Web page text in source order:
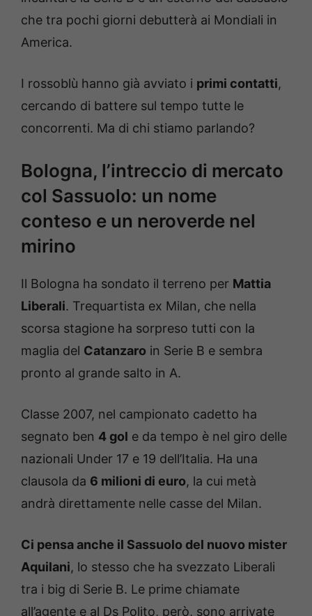
che tra pochi giorni debutterà ai Mondiali in
America.
I rossoblù hanno già avviato i primi contatti,
cercando di battere sul tempo tutte le
concorrenti. Ma di chi stiamo parlando?
Bologna, l’intreccio di mercato
col Sassuolo: un nome
conteso e un neroverde nel
mirino
Il Bologna ha sondato il terreno per Mattia
Liberali. Trequartista ex Milan, che nella
scorsa stagione ha sorpreso tutti con la
maglia del Catanzaro in Serie B e sembra
pronto al grande salto in A.
Classe 2007, nel campionato cadetto ha
segnato ben 4 gol e da tempo è nel giro delle
nazionali Under 17 e 19 dell’Italia. Ha una
clausola da 6 milioni di euro, la cui metà
andrà direttamente nelle casse del Milan.
Ci pensa anche il Sassuolo del nuovo mister
Aquilani, lo stesso che ha svezzato Liberali
tra i big di Serie B. Le prime chiamate
all’agente e al Ds Polito, però, sono arrivate